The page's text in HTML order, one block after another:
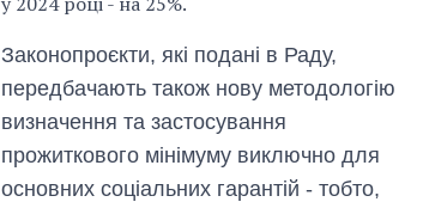
Законопроєкти, які подані в Раду,
передбачають також нову методологію
визначення та застосування
прожиткового мінімуму виключно для
основних соціальних гарантій - тобто,
Як за 10 років
змінилася кількість
вступників на
магістратуру та
аспірантуру